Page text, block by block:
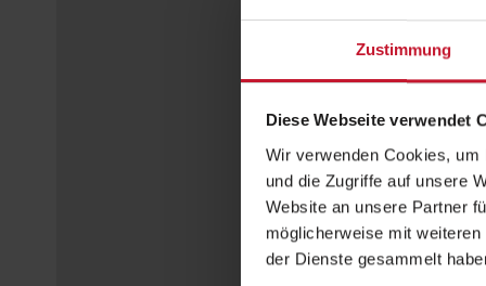
Zustimmung
Diese Webseite verwendet
Wir verwenden Cookies,
und die Zugriffe auf unsere
Website an unsere Partner
möglicherweise mit
der Dienste gesammelt